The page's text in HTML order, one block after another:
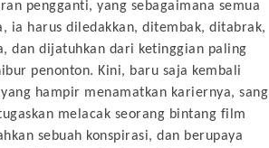
pengganti, yang sebagaimana semua
ia harus diledakkan, ditembak, ditabrak,
dan dijatuhkan dari ketinggian paling
penonton. Kini, baru saja kembali
hampir menamatkan kariernya, sang
melacak seorang bintang film
sebuah konspirasi, dan berupaya